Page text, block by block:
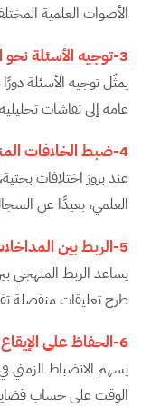
الأصوات العلمية
3-توجيه الأسئلة نحو العمق البحثي
يمثّل توجيه الأسئلة
عامة إلى نقاشات
4-ضبط الخلافات المنهجية
عند بروز اختلافات
العلمي، بعيدًا عن
5-الربط بين المداخلات المتعاقبة
يساعد الربط المنهجي
طرح تعليقات منفصلة
6-الحفاظ على الإيقاع الزمني للنقاش
يسهم الانضباط الزمني
الوقت على حساب قضايا